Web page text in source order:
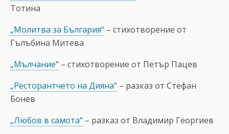
Тотина
„Молитва за България“ – стихотворение от
Гълъбина Митева
„Мълчание“ – стихотворение от Петър Пацев
„Ресторантчето на Дияна“ – разказ от Стефан
Бонев
„Любов в самота“ – разказ от Владимир Георгиев